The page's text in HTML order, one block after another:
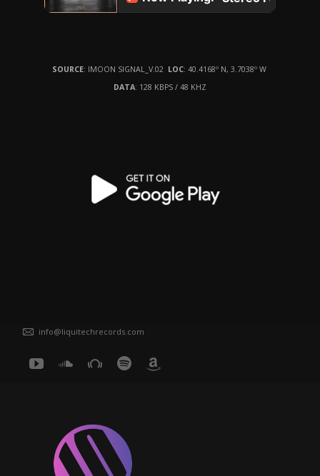
SOURCE: IMOON SIGNAL_V.02 LOC: 40.4168º N, 3.7038º W
DATA: 128 KBPS / 48 KHZ
info@liquitechrecords.com